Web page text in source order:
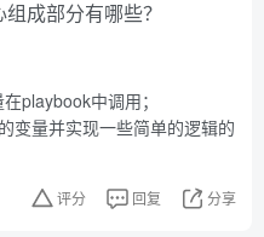
成部分有哪些？
playbook中调用；
变量并实现一些简单的逻辑的
评分 回复 分享